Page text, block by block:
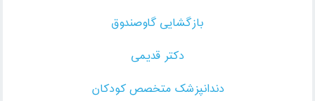
بازگشایی گاوصندوق
دکتر قدیمی
دندانپزشک متخصص کودکان